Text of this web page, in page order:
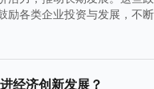
励各类企业投资与发展，不
经济创新发展？